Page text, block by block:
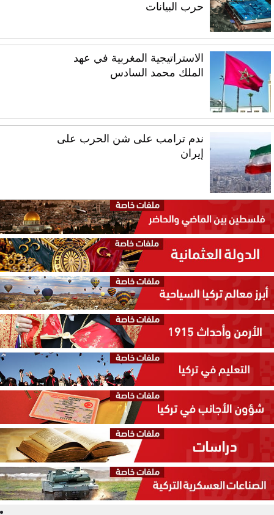
حرب البيانات
الاستراتيجية المغربية في عهد
الملك محمد السادس
ندم ترامب على شن الحرب على
إيران